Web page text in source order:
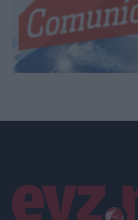
Linkuri utile